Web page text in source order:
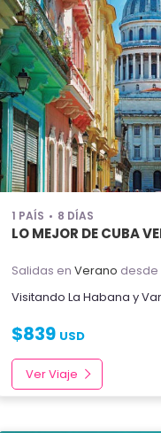
1 PAÍS 8 DÍAS
LO MEJOR DE CUBA
Salidas en Verano desde
Visitando La Habana y
$839 USD
Ver Viaje